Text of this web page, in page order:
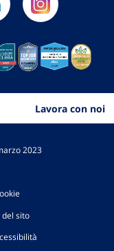
Lavora con noi
2023
del sito